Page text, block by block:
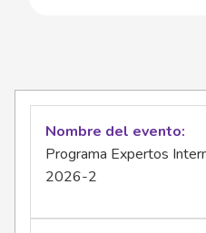
Nombre del evento
Programa Expertos
2026-2